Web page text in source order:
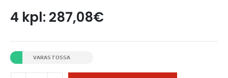
4 kpl: 287,08€
VARASTOSSA